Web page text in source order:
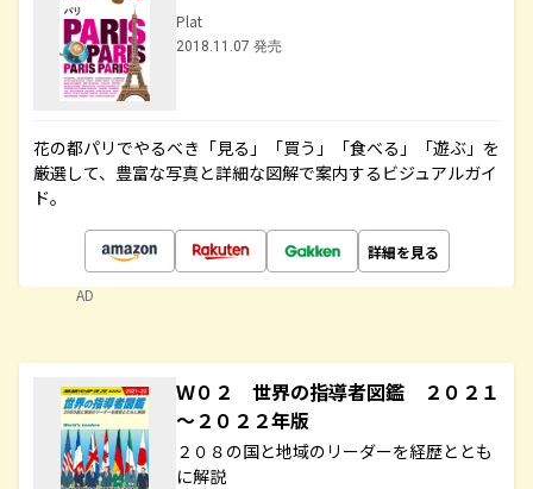
Plat
2018.11.07 発売
花の都パリでやるべき「見る」「買う」「食べる」「遊ぶ」を
厳選して、豊富な写真と詳細な図解で案内するビジュアルガイ
ド。
詳細を見る
AD
Ｗ０２ 世界の指導者図鑑 ２０２１
～２０２２年版
２０８の国と地域のリーダーを経歴ととも
に解説